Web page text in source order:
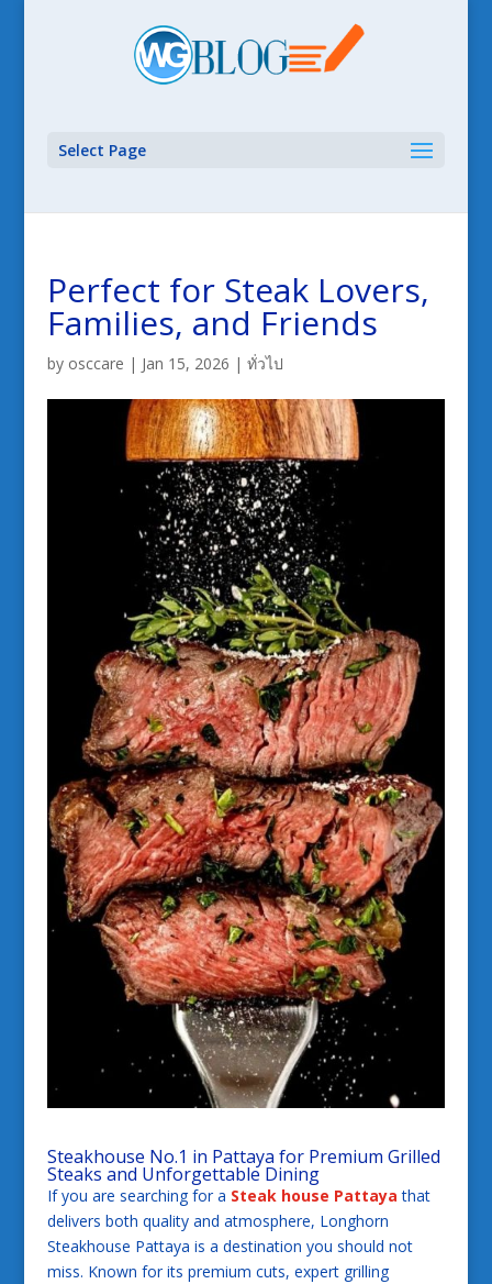
Select Page
Perfect for Steak Lovers,
Families, and Friends
by osccare | Jan 15, 2026 | ทั่วไป
Steakhouse No.1 in Pattaya for Premium Grilled
Steaks and Unforgettable Dining
If you are searching for a Steak house Pattaya that
delivers both quality and atmosphere, Longhorn
Steakhouse Pattaya is a destination you should not
miss. Known for its premium cuts, expert grilling